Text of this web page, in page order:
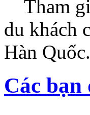
Tham
du khách
Hàn
Các bạn